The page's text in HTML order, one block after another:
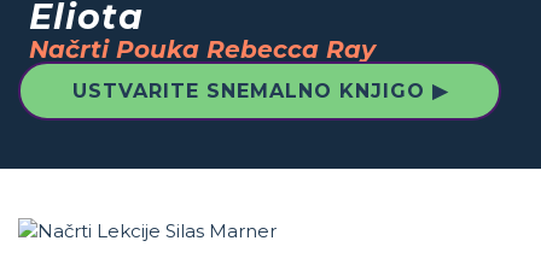
Eliota
Načrti Pouka Rebecca Ray
USTVARITE SNEMALNO KNJIGO ▶